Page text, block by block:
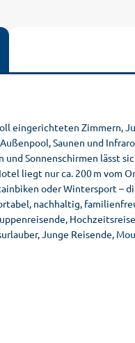
eingerichteten Zimmern,
Saunen und
Sonnenschirmen lässt
liegt nur ca. 200 m vom
oder Wintersport –
nachhaltig,
Junge Reisende,